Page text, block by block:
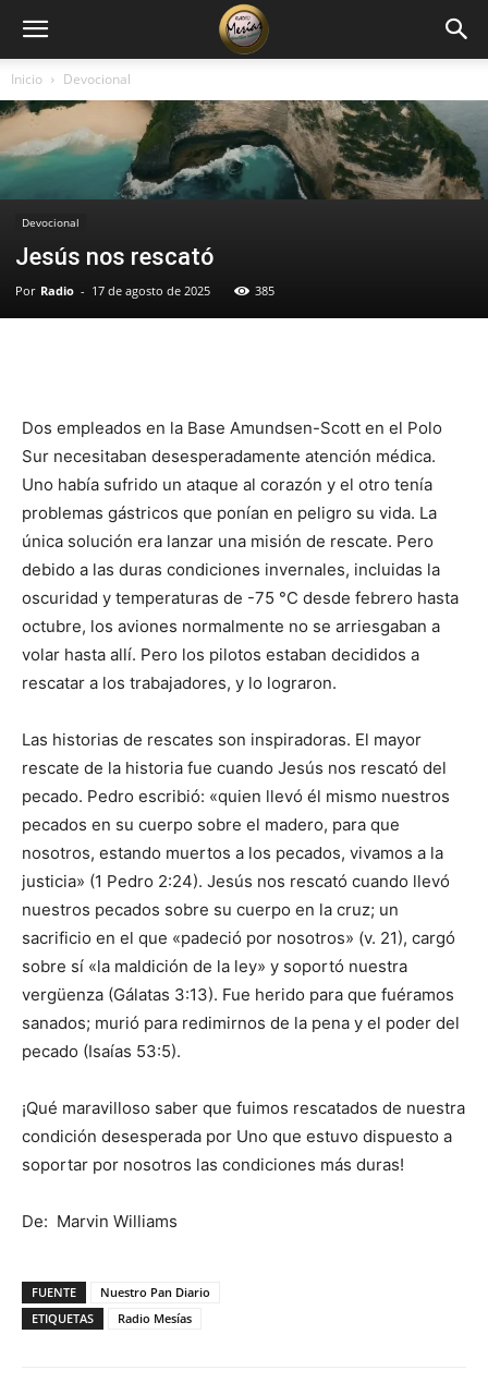
Inicio Devocional
Devocional
Jesús nos rescató
Por Radio - 17 de agosto de 2025 385
Dos empleados en la Base Amundsen-Scott en el Polo
Sur necesitaban desesperadamente atención médica.
Uno había sufrido un ataque al corazón y el otro tenía
problemas gástricos que ponían en peligro su vida. La
única solución era lanzar una misión de rescate. Pero
debido a las duras condiciones invernales, incluidas la
oscuridad y temperaturas de -75 °C desde febrero hasta
octubre, los aviones normalmente no se arriesgaban a
volar hasta allí. Pero los pilotos estaban decididos a
rescatar a los trabajadores, y lo lograron.
Las historias de rescates son inspiradoras. El mayor
rescate de la historia fue cuando Jesús nos rescató del
pecado. Pedro escribió: «quien llevó él mismo nuestros
pecados en su cuerpo sobre el madero, para que
nosotros, estando muertos a los pecados, vivamos a la
justicia» (1 Pedro 2:24). Jesús nos rescató cuando llevó
nuestros pecados sobre su cuerpo en la cruz; un
sacrificio en el que «padeció por nosotros» (v. 21), cargó
sobre sí «la maldición de la ley» y soportó nuestra
vergüenza (Gálatas 3:13). Fue herido para que fuéramos
sanados; murió para redimirnos de la pena y el poder del
pecado (Isaías 53:5).
¡Qué maravilloso saber que fuimos rescatados de nuestra
condición desesperada por Uno que estuvo dispuesto a
soportar por nosotros las condiciones más duras!
De: Marvin Williams
FUENTE
Nuestro Pan Diario
ETIQUETAS
Radio Mesías